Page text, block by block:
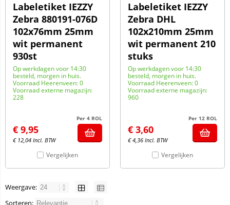
Labeletiket IEZZY
Zebra 880191-076D
102x76mm 25mm
wit permanent
930st
Op werkdagen voor 14:30
besteld, morgen in huis.
Voorraad Heerenveen: 0
Voorraad externe magazijn:
228
Per 4 ROL
€ 9,95
€ 12,04 Incl. BTW
Vergelijken
Labeletiket IEZZY
Zebra DHL
102x210mm 25mm
wit permanent 210
stuks
Op werkdagen voor 14:30
besteld, morgen in huis.
Voorraad Heerenveen: 0
Voorraad externe magazijn:
960
Per 12 ROL
€ 3,60
€4,36 Incl. BTW
Vergelijken
Weergave:
Sorteren: